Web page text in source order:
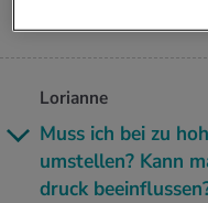
Lorianne
Muss ich bei zu
um­stel­len? Kann
druck